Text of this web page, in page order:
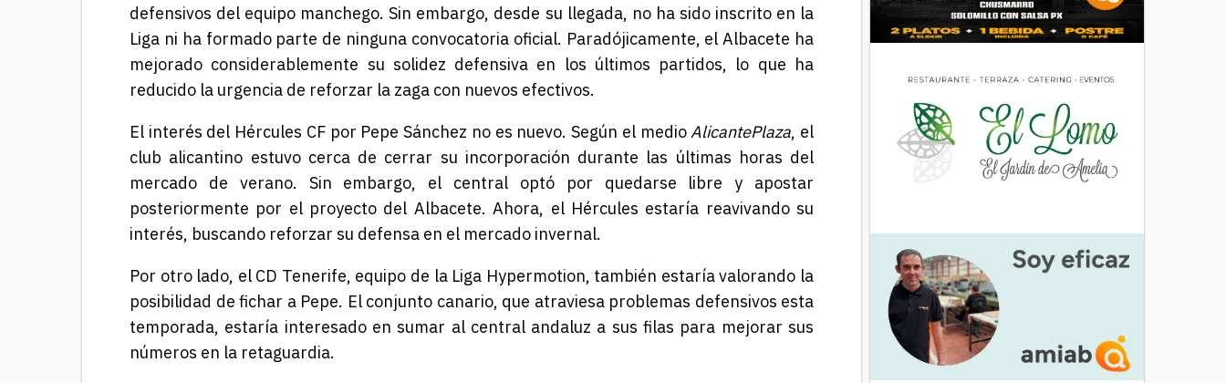
defensivos del equipo manchego. Sin embargo, desde su llegada, no ha sido inscrito en la
Liga ni ha formado parte de ninguna convocatoria oficial. Paradójicamente, el Albacete ha
mejorado considerablemente su solidez defensiva en los últimos partidos, lo que ha
reducido la urgencia de reforzar la zaga con nuevos efectivos.
El interés del Hércules CF por Pepe Sánchez no es nuevo. Según el medioAlicantePlaza, el
club alicantino estuvo cerca de cerrar su incorporación durante las últimas horas del
mercado de verano. Sin embargo, el central optó por quedarse libre y apostar
posteriormente por el proyecto del Albacete. Ahora, el Hércules estaría reavivando su
interés, buscando reforzar su defensa en el mercado invernal.
Por otro lado, el CD Tenerife, equipo de la Liga Hypermotion, también estaría valorando la
posibilidad de fichar a Pepe. El conjunto canario, que atraviesa problemas defensivos esta
temporada, estaría interesado en sumar al central andaluz a sus filas para mejorar sus
números en la retaguardia.